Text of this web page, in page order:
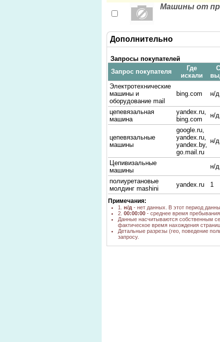
Машины от
Дополнительно
Запросы покупателей
Запрос покупателя
Где
искали
Электротехнические
машины и
оборудование mail
bing.com н/д
цепевязальная
машина
yandex.ru,
bing.com
н/д
цепевязальные
машины
google.ru,
yandex.ru,
yandex.by,
go.mail.ru
н/д
Цепивизальные
машины
н/д
полиуретановые
молдинг mashini
yandex.ru 1
Примечания:
1. н/д - нет данных. В этот период
2. 00:00:00 - среднее время
Данные насчитываются собственным
фактическое время нахождения
Детальные разрезы (гео, поведение
запросу.